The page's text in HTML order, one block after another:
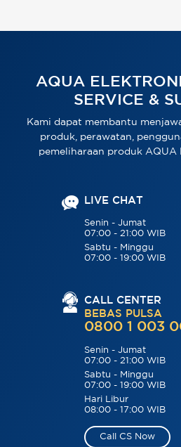
AQUA
SERVICE &
Kami dapat membantu
produk, perawatan,
pemeliharaan produk AQUA
LIVE CHAT
Senin - Jumat
07:00 - 21:00 WIB
Sabtu - Minggu
07:00 - 19:00 WIB
CALL CENTER
BEBAS PULSA
0800 1 003
Senin - Jumat
07:00 - 21:00 WIB
Sabtu - Minggu
07:00 - 19:00 WIB
Hari Libur
08:00 - 17:00 WIB
Call CS Now